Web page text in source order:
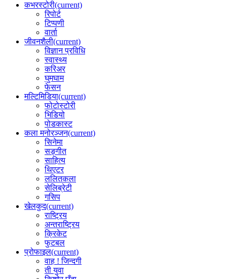
कभरस्टोरी(current)
रिपोर्ट
टिप्पणी
वार्ता
जीवनशैली(current)
विज्ञान प्रविधि
स्वास्थ्य
करिअर
घुमघाम
फेसन
मल्टिमिडिया(current)
फोटोस्टोरी
भिडियो
पोडकास्ट
कला मनोरञ्जन(current)
सिनेमा
सङ्गीत
साहित्य
थिएटर
ललितकला
सेलिब्रेटी
गसिप
खेलकुद(current)
राष्ट्रिय
अन्तराष्ट्रिय
क्रिकेट
फुटबल
प्रोफाइल(current)
वाह ! जिन्दगी
ती युवा